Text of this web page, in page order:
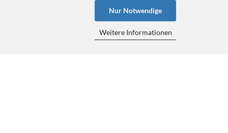
Nur Notwendige
Weitere Informationen